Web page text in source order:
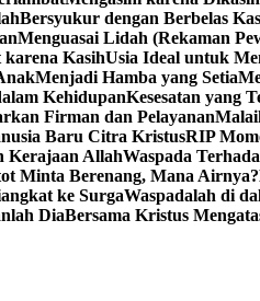
Bersyukur dengan Berbelas
Menguasai Lidah (Rekaman
karena KasihUsia Ideal untuk
Menjadi Hamba yang Setia
KehidupanKesesatan yang
Firman dan Pelayanan
Baru Citra KristusRIP
Kerajaan AllahWaspada
Minta Berenang, Mana Airnya?
ke SurgaWaspadalah di
DiaBersama Kristus